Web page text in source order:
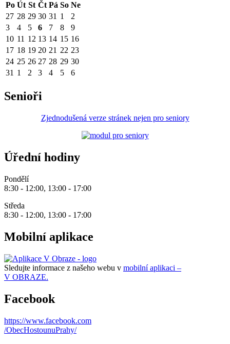
Po Út St Čt Pá So Ne
27 28 29 30 31 1
2
3
4 5 6 7 8
9
10 11 12 13 14 15 16
17 18 19 20 21 22 23
24 25 26 27 28 29 30
31 1 2 3 4 5 6
Senioři
Zjednodušená verze stránek nejen pro seniory
Úřední hodiny
Pondělí
8:30 - 12:00, 13:00 - 17:00
Středa
8:30 - 12:00, 13:00 - 17:00
Mobilní aplikace
Sledujte informace z našeho webu v mobilní aplikaci –
V OBRAZE.
Facebook
https://www.facebook.com
/ObecHostounuPrahy/